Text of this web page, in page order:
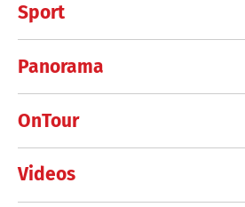
Sport
Panorama
OnTour
Videos